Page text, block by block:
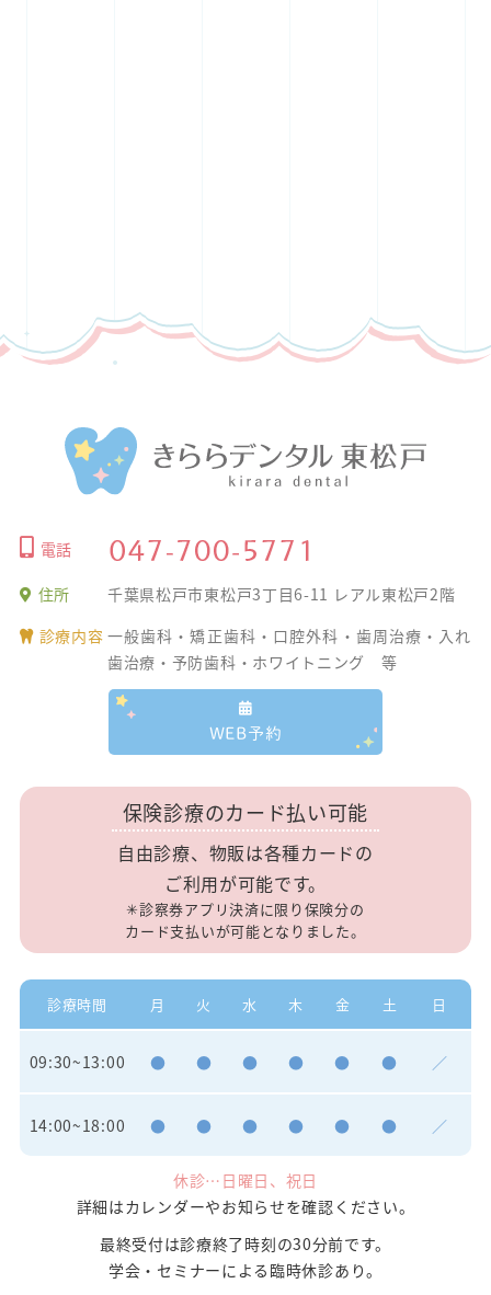
電話
住所 千葉県松戸市東松戸3丁目6-11 レアル東松戸2階
診療内容 一般歯科・矯正歯科・口腔外科・歯周治療・入れ
歯治療・予防歯科・ホワイトニング
等
WEB予約
保険診療のカード払い可能
自由診療、物販は各種カードの
ご利用が可能です。
✳︎診察券アプリ決済に限り保険分の
カード支払いが可能となりました。
診療時間 月 火 水 木 金 土 日
09:30~13:00 ● ● ● ● ● ● ／
14:00~18:00 ● ● ● ● ● ● ／
休診…日曜日、祝日
詳細はカレンダーやお知らせを確認ください。
最終受付は診療終了時刻の30分前です。
学会・セミナーによる臨時休診あり。